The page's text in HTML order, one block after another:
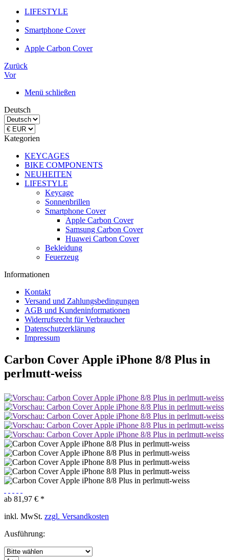
LIFESTYLE
Smartphone Cover
Apple Carbon Cover
Zurück
Vor
Menü schließen
Deutsch
Kategorien
KEYCAGES
BIKE COMPONENTS
NEUHEITEN
LIFESTYLE
Keycage
Sonnenbrillen
Smartphone Cover
Apple Carbon Cover
Samsung Carbon Cover
Huawei Carbon Cover
Bekleidung
Feuerzeug
Informationen
Kontakt
Versand und Zahlungsbedingungen
AGB und Kundeninformationen
Widerrufsrecht für Verbraucher
Datenschutzerklärung
Impressum
Carbon Cover Apple iPhone 8/8 Plus in
perlmutt-weiss
ab 81,97 € *
inkl. MwSt. zzgl. Versandkosten
Ausführung: